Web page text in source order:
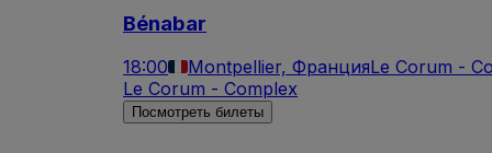
Bénabar
18:00 Montpellier, ФранцияLe Corum -
Le Corum - Complex
Посмотреть билеты